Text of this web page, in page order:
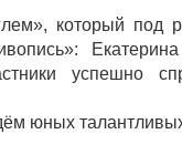
который под
успешно
юных талантливых